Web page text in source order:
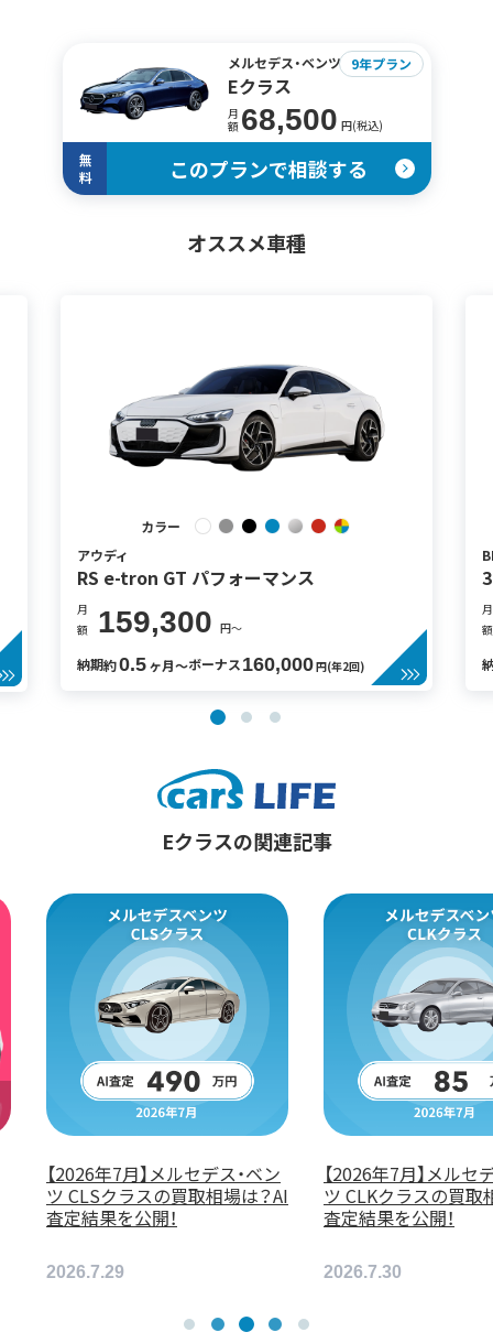
メルセデス・ベンツ
Eクラス
月
額 68,500 円(税込)
9年プラン
無
料
このプランで相談する
オススメ車種
カラー
アウディ
RS e-tron GT パフォーマンス
月
額
159,300 円〜
納期約0.5ヶ月〜ボーナス160,000円(年2回)
月
額
Eクラスの関連記事
年7月】メルセデス・ベン
クラスの買取相場は？AI
果を公開！
メルセデスベンツ Ｅクラスス
テーションワゴンのリース料
金が安いのは？おすすめリース